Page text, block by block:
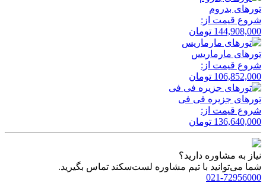
تور‌های بدروم
شروع قیمت از:
144,908,000 تومان
تور‌های مارماریس
شروع قیمت از:
106,852,000 تومان
تور‌های جزیره فی فی
شروع قیمت از:
136,640,000 تومان
نیاز به مشاوره دارید؟
شما می‌توانید با تیم مشاوره لست‌سکند تماس بگیرید.
021-72956000